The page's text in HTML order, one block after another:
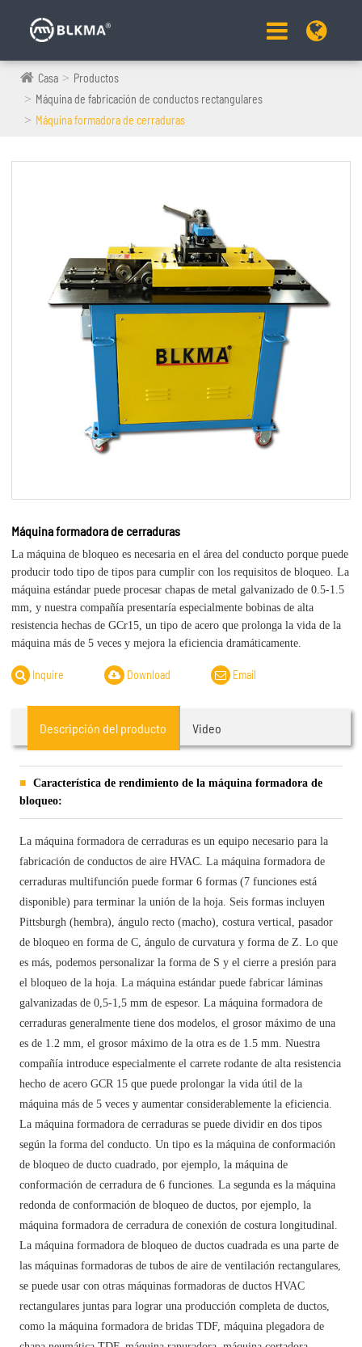
Casa
Productos
Máquina de fabricación de conductos rectangulares
Máquina formadora de cerraduras
Máquina formadora de cerraduras
La máquina de bloqueo es necesaria en el área del conducto porque puede
producir todo tipo de tipos para cumplir con los requisitos de bloqueo. La
máquina estándar puede procesar chapas de metal galvanizado de 0.5-1.5
mm, y nuestra compañía presentaría especialmente bobinas de alta
resistencia hechas de GCr15, un tipo de acero que prolonga la vida de la
máquina más de 5 veces y mejora la eficiencia dramáticamente.
Inquire Download Email
Descripción del producto Video
Característica de rendimiento de la máquina formadora de
bloqueo:
La máquina formadora de cerraduras es un equipo necesario para la
fabricación de conductos de aire HVAC. La máquina formadora de
cerraduras multifunción puede formar 6 formas (7 funciones está
disponible) para terminar la unión de la hoja. Seis formas incluyen
Pittsburgh (hembra), ángulo recto (macho), costura vertical, pasador
de bloqueo en forma de C, ángulo de curvatura y forma de Z. Lo que
es más, podemos personalizar la forma de S y el cierre a presión para
el bloqueo de la hoja. La máquina estándar puede fabricar láminas
galvanizadas de 0,5-1,5 mm de espesor. La máquina formadora de
cerraduras generalmente tiene dos modelos, el grosor máximo de una
es de 1.2 mm, el grosor máximo de la otra es de 1.5 mm. Nuestra
compañía introduce especialmente el carrete rodante de alta resistencia
hecho de acero GCR 15 que puede prolongar la vida útil de la
máquina más de 5 veces y aumentar considerablemente la eficiencia.
La máquina formadora de cerraduras se puede dividir en dos tipos
según la forma del conducto. Un tipo es la máquina de conformación
de bloqueo de ducto cuadrado, por ejemplo, la máquina de
conformación de cerradura de 6 funciones. La segunda es la máquina
redonda de conformación de bloqueo de ductos, por ejemplo, la
máquina formadora de cerradura de conexión de costura longitudinal.
La máquina formadora de bloqueo de ductos cuadrada es una parte de
las máquinas formadoras de tubos de aire de ventilación rectangulares,
se puede usar con otras máquinas formadoras de ductos HVAC
rectangulares juntas para lograr una producción completa de ductos,
como la máquina formadora de bridas TDF, máquina plegadora de